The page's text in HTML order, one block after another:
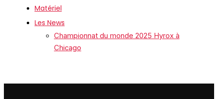
Matériel
Les News
Championnat du monde 2025 Hyrox à
Chicago